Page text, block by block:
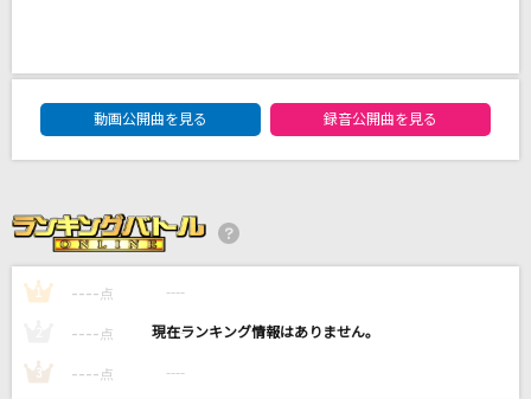
群青逃避行
秦 基博
ありがとうの輪
ビリーヴ
DAM★ともボーカルエントリーランキング
動画公開曲を見る
録音公開曲を見る
1 ---- 点 ----
---- 点 ----
3 ---- 点 ----